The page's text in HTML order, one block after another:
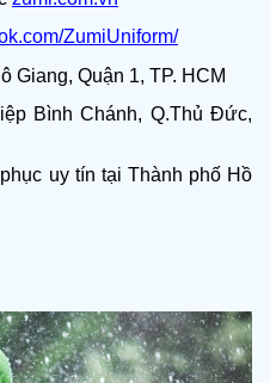
ZumiUniform/
Giang, Quận 1, TP. HCM
Bình Chánh, Q.Thủ Đức,
uy tín tại Thành phố Hồ